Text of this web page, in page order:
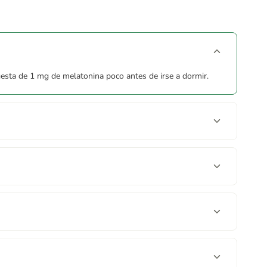
alcance de los niños más pequeños. Los complementos
diaria expresamente recomendada.
de 1 mg de melatonina poco antes de irse a dormir.